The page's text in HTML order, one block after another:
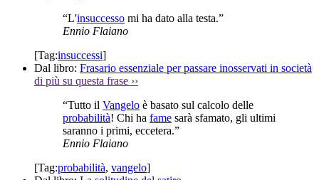
“L'insuccesso mi ha dato alla testa.”
Ennio Flaiano
[Tag:insuccessi]
Dal libro: Frasario essenziale per passare inosservati in società
di più su questa frase ››
“Tutto il Vangelo è basato sul calcolo delle
probabilità! Chi ha fame sarà sfamato, gli ultimi
saranno i primi, eccetera.”
Ennio Flaiano
[Tag:probabilità, vangelo]